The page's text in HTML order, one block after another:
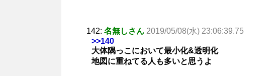
142: 名無しさん 2019/05/08(水) 23:06:39.75
>>140
大体隅っこにおいて最小化&透明化
地図に重ねてる人も多いと思うよ